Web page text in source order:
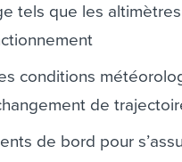
tels que les
conditions
de
de bord pour